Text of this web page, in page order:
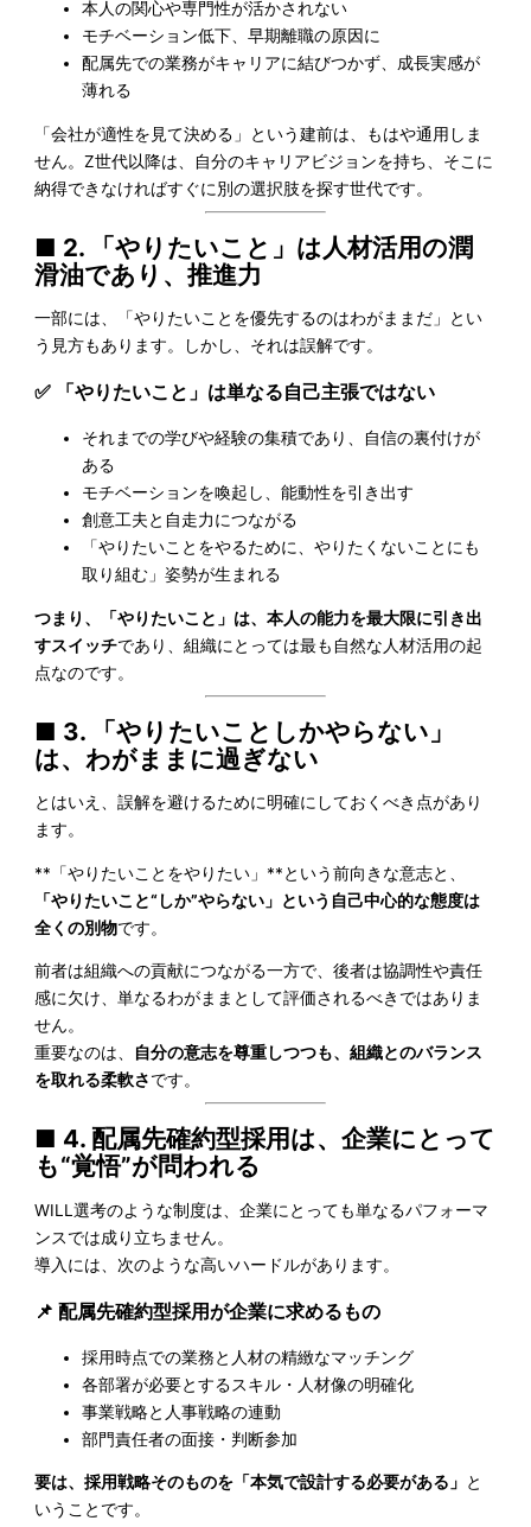
本人の関心や専門性が活かされない
モチベーション低下、早期離職の原因に
配属先での業務がキャリアに結びつかず、成長実感が
薄れる
「会社が適性を見て決める」という建前は、もはや通用しま
せん。Z世代以降は、自分のキャリアビジョンを持ち、そこに
納得できなければすぐに別の選択肢を探す世代です。
■ 2. 「やりたいこと」は人材活用の潤
滑油であり、推進力
一部には、「やりたいことを優先するのはわがままだ」とい
う見方もあります。しかし、それは誤解です。
✅ 「やりたいこと」は単なる自己主張ではない
それまでの学びや経験の集積であり、自信の裏付けが
ある
モチベーションを喚起し、能動性を引き出す
創意工夫と自走力につながる
「やりたいことをやるために、やりたくないことにも
取り組む」姿勢が生まれる
つまり、「やりたいこと」は、本人の能力を最大限に引き出
すスイッチであり、組織にとっては最も自然な人材活用の起
点なのです。
■ 3. 「やりたいことしかやらない」
は、わがままに過ぎない
とはいえ、誤解を避けるために明確にしておくべき点があり
ます。
**「やりたいことをやりたい」**という前向きな意志と、
「やりたいこと“しか”やらない」という自己中心的な態度は
全くの別物です。
前者は組織への貢献につながる一方で、後者は協調性や責任
感に欠け、単なるわがままとして評価されるべきではありま
せん。
重要なのは、
自分の意志を尊重しつつも、組織とのバランス
を取れる柔軟さです。
■ 4. 配属先確約型採用は、企業にとって
も“覚悟”が問われる
WILL選考のような制度は、企業にとっても単なるパフォーマ
ンスでは成り立ちません。
導入には、次のような高いハードルがあります。
📌 配属先確約型採用が企業に求めるもの
採用時点での業務と人材の精緻なマッチング
各部署が必要とするスキル・人材像の明確化
事業戦略と人事戦略の連動
部門責任者の面接・判断参加
要は、採用戦略そのものを「本気で設計する必要がある」 と
いうことです。